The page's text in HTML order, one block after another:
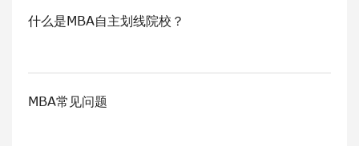
什么是MBA自主划线院校？
MBA常见问题